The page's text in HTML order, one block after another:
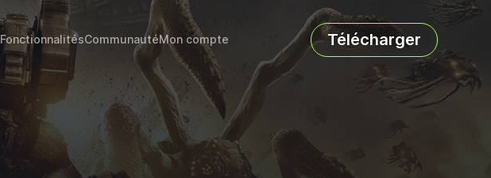
FonctionnalitésCommunautéMon compte Télécharger